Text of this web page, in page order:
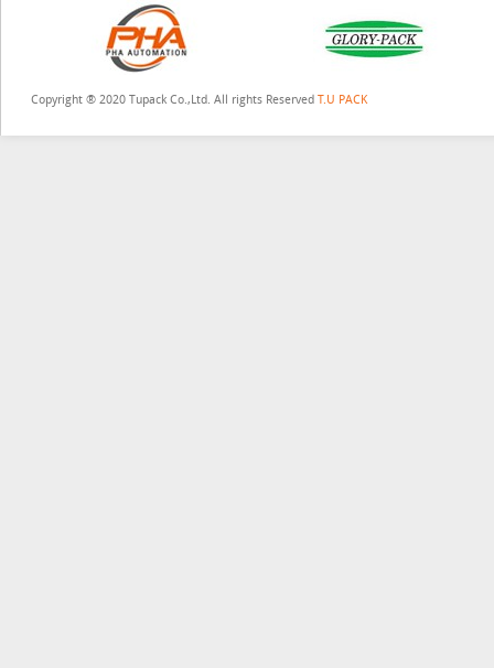
Copyright ® 2020 Tupack Co.,Ltd. All rights Reserved T.U PACK